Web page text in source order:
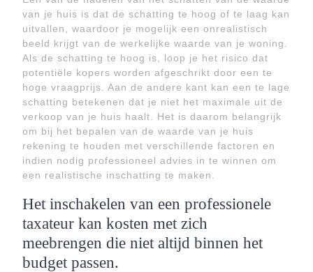
van je huis is dat de schatting te hoog of te laag kan
uitvallen, waardoor je mogelijk een onrealistisch
beeld krijgt van de werkelijke waarde van je woning.
Als de schatting te hoog is, loop je het risico dat
potentiële kopers worden afgeschrikt door een te
hoge vraagprijs. Aan de andere kant kan een te lage
schatting betekenen dat je niet het maximale uit de
verkoop van je huis haalt. Het is daarom belangrijk
om bij het bepalen van de waarde van je huis
rekening te houden met verschillende factoren en
indien nodig professioneel advies in te winnen om
een realistische inschatting te maken.
Het inschakelen van een professionele
taxateur kan kosten met zich
meebrengen die niet altijd binnen het
budget passen.